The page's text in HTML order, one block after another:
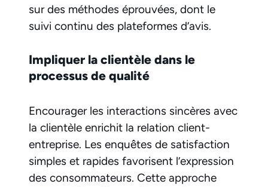
sur des méthodes éprouvées, dont le
suivi continu des plateformes d’avis.
Impliquer la clientèle dans le
processus de qualité
Encourager les interactions sincères avec
la clientèle enrichit la relation client-
entreprise. Les enquêtes de satisfaction
simples et rapides favorisent l’expression
des consommateurs. Cette approche